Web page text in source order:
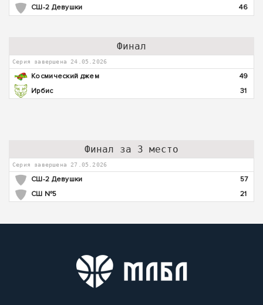
СШ-2 Девушки
46
Финал
Серия завершена 24.05.2026
Космический джем
49
Ирбис
31
Финал за 3 место
Серия завершена 27.05.2026
СШ-2 Девушки
57
СШ №5
21